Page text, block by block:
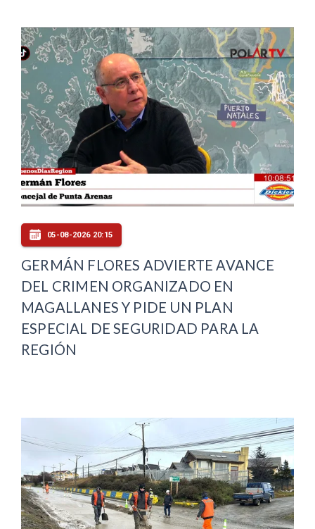
05-08-2026 20:15
GERMÁN FLORES ADVIERTE AVANCE
DEL CRIMEN ORGANIZADO EN
MAGALLANES Y PIDE UN PLAN
ESPECIAL DE SEGURIDAD PARA LA
REGIÓN